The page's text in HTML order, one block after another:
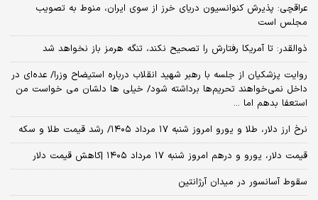
عراقچی: پذیرش کنوانسیون دریای خرز از سوی ایران، منوط به تصویب
مجلس است
ذوالقدر: تا آمریکا رفتارش را تصحیح نکند، تنگه هرمز باز نخواهد شد
روایت پزشکیان از جلسه با رهبر شهید انقلاب درباره استیضاح وزرا/ عده‌ای در
داخل نمی‌خواهند تحریم‌ها برداشته شود/ خیلی ها دلشان می خواست من
استعفا بدهم اما ...
نرخ ارز دلار، طلا و یورو امروز شنبه ۱۷ مرداد ۱۴۰۵/ رشد قیمت طلا و سکه
قیمت دلار، یورو و درهم امروز شنبه ۱۷ مرداد ۱۴۰۵ |کاهش قیمت دلار
سقوط آسانسور در میدان آرژانتین